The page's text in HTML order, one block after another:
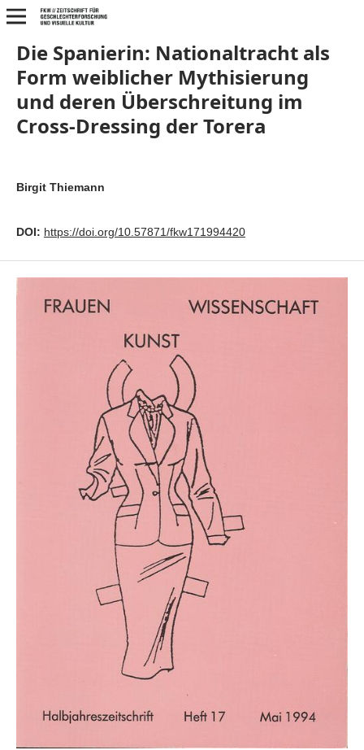
Die Spanierin: Nationaltracht als
Form weiblicher Mythisierung
und deren Überschreitung im
Cross-Dressing der Torera
Birgit Thiemann
DOI: https://doi.org/10.57871/fkw171994420